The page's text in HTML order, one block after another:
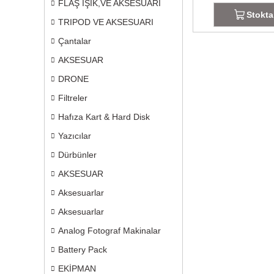
FLAŞ IŞIK,VE AKSESUARI
TRIPOD VE AKSESUARI
Çantalar
AKSESUAR
DRONE
Filtreler
Hafıza Kart & Hard Disk
Yazıcılar
Dürbünler
AKSESUAR
Aksesuarlar
Aksesuarlar
Analog Fotograf Makinalar
Battery Pack
EKİPMAN